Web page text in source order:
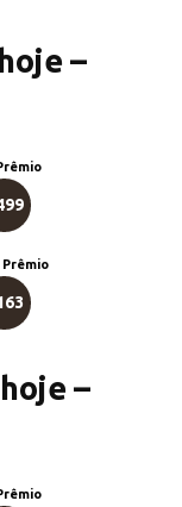
–
Prêmio
–